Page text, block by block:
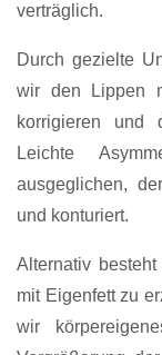
verträglich.
Durch gezielte
wir den Lippen
korrigieren und
Leichte
ausgeglichen,
und konturiert.
Alternativ
mit Eigenfett zu
wir